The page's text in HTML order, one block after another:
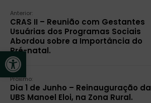
Open toolbar
Anterior:
CRAS II – Reunião com Gestantes
Usuárias dos Programas Sociais
Abordou sobre a Importância do
Pré-natal.
Próximo:
Dia 1 de Junho – Reinauguração da
UBS Manoel Eloi, na Zona Rural.